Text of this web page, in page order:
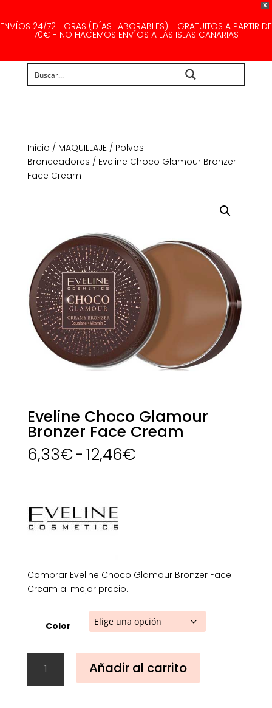
X
ENVÍOS 24/72 HORAS (DÍAS LABORABLES) - GRATUITOS A PARTIR DE
70€ - NO HACEMOS ENVÍOS A LAS ISLAS CANARIAS
Inicio / MAQUILLAJE/ Polvos
Bronceadores / Eveline Choco Glamour Bronzer
Face Cream
Eveline Choco Glamour
Bronzer Face Cream
6,33€-12,46€Rango
Comprar Eveline Choco Glamour Bronzer Face
Cream al mejor precio.
Color
Choco
Glamour
Añadir al carrito